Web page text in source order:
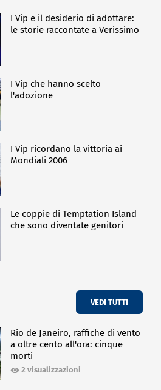
I Vip e il desiderio di adottare:
le storie raccontate a Verissimo
I Vip che hanno scelto
l'adozione
I Vip ricordano la vittoria ai
Mondiali 2006
Le coppie di Temptation Island
che sono diventate genitori
VEDI TUTTI
Rio de Janeiro, raffiche di vento
a oltre cento all'ora: cinque
morti
2 visualizzazioni